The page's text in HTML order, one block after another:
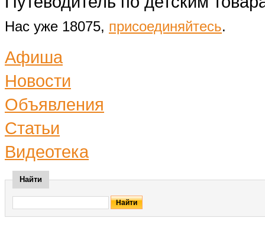
Нас уже 18075, присоединяйтесь.
Афиша
Новости
Объявления
Статьи
Видеотека
Найти